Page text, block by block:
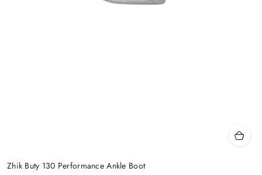
Zhik Buty 130 Performance Ankle Boot